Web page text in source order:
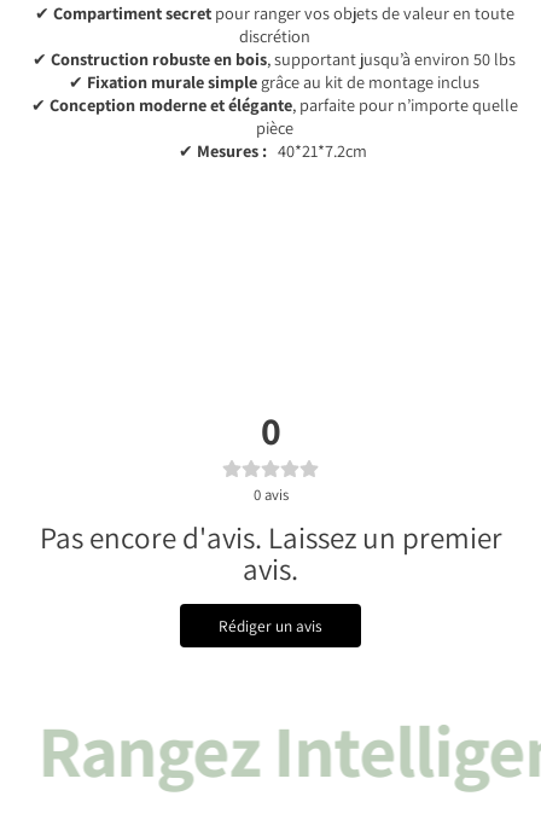
✔ Compartiment secret pour ranger vos objets de valeur en toute
discrétion
✔ Construction robuste en bois, supportant jusqu’à environ 50 lbs
✔ Fixation murale simple grâce au kit de montage inclus
✔ Conception moderne et élégante, parfaite pour n’importe quelle
pièce
✔ Mesures : 40*21*7.2cm
0
0 avis
Pas encore d'avis. Laissez un premier
avis.
Rédiger un avis
Rangez